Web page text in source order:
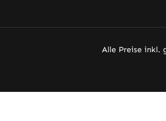
Alle Preise inkl.